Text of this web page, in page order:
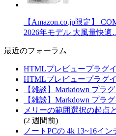
【Amazon.co.jp限定】
2026年モデル 大風量快
最近のフォーラム
HTMLプレビュープラグ
HTMLプレビュープラグ
【雑談】Markdown プラ
【雑談】Markdown プラ
メリーの範囲選択の起点
(2 週間前)
ノートPCの 4k 13~16イ